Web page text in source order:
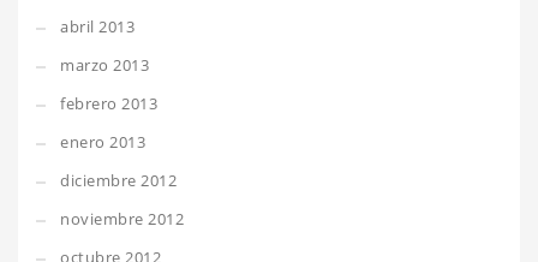
abril 2013
marzo 2013
febrero 2013
enero 2013
diciembre 2012
noviembre 2012
octubre 2012